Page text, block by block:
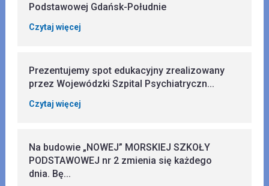
Podstawowej Gdańsk-Południe
Czytaj więcej
Prezentujemy spot edukacyjny zrealizowany
przez Wojewódzki Szpital Psychiatryczn...
Czytaj więcej
Na budowie „NOWEJ” MORSKIEJ SZKOŁY
PODSTAWOWEJ nr 2 zmienia się każdego
dnia. Bę...